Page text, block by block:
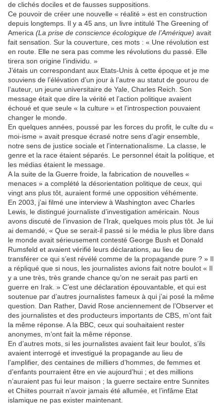
de clichés dociles et de fausses suppositions.
Ce pouvoir de créer une nouvelle « réalité » est en construction
depuis longtemps. Il y a 45 ans, un livre intitulé The Greening of
America (La prise de conscience écologique de l’Amérique) avait
fait sensation. Sur la couverture, ces mots : « Une révolution est
en route. Elle ne sera pas comme les révolutions du passé. Elle
tirera son origine l’individu. »
J’étais un correspondant aux Etats-Unis à cette époque et je me
souviens de l’élévation d’un jour à l’autre au statut de gourou de
l’auteur, un jeune universitaire de Yale, Charles Reich. Son
message était que dire la vérité et l’action politique avaient
échoué et que seule « la culture » et l’introspection pouvaient
changer le monde.
En quelques années, poussé par les forces du profit, le culte du «
moi-isme » avait presque écrasé notre sens d’agir ensemble,
notre sens de justice sociale et l’internationalisme. La classe, le
genre et la race étaient séparés. Le personnel était la politique, et
les médias étaient le message.
A la suite de la Guerre froide, la fabrication de nouvelles «
menaces » a complété la désorientation politique de ceux, qui
vingt ans plus tôt, auraient formé une opposition véhémente.
En 2003, j’ai filmé une interview à Washington avec Charles
Lewis, le distingué journaliste d’investigation américain. Nous
avons discuté de l’invasion de l’Irak, quelques mois plus tôt. Je lui
ai demandé, « Que se serait-il passé si le média le plus libre dans
le monde avait sérieusement contesté George Bush et Donald
Rumsfeld et avaient vérifié leurs déclarations, au lieu de
transférer ce qui s’est révélé comme de la propagande pure ? » Il
a répliqué que si nous, les journalistes avions fait notre boulot « Il
y a une très, très grande chance qu’on ne serait pas parti en
guerre en Irak. » C’est une déclaration épouvantable, et qui est
soutenue par d’autres journalistes fameux à qui j’ai posé la même
question. Dan Rather, David Rose anciennement de l’Observer et
des journalistes et des producteurs importants de CBS, m’ont fait
la même réponse. A la BBC, ceux qui souhaitaient rester
anonymes, m’ont fait la même réponse.
En d’autres mots, si les journalistes avaient fait leur boulot, s’ils
avaient interrogé et investigué la propagande au lieu de
l’amplifier, des centaines de milliers d’hommes, de femmes et
d’enfants pourraient être en vie aujourd’hui ; et des millions
n’auraient pas fui leur maison ; la guerre sectaire entre Sunnites
et Chiites pourrait n’avoir jamais été allumée, et l’infâme Etat
islamique ne pas exister maintenant.